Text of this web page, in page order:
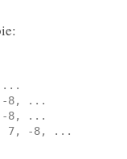
...
8, ...
8, ...